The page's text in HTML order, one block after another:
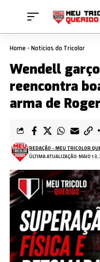
Home - Notícias do Tricolor
Wendell
reencontra
arma de
ÚLTIMA ATUALIZAÇÃO: MAIO
REDAÇÃO - MEU TRICOLOR